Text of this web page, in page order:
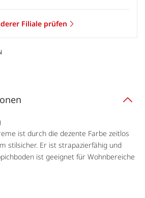
Filiale prüfen
ist durch die dezente Farbe zeitlos
stilsicher. Er ist strapazierfähig und
ist geeignet für Wohnbereiche